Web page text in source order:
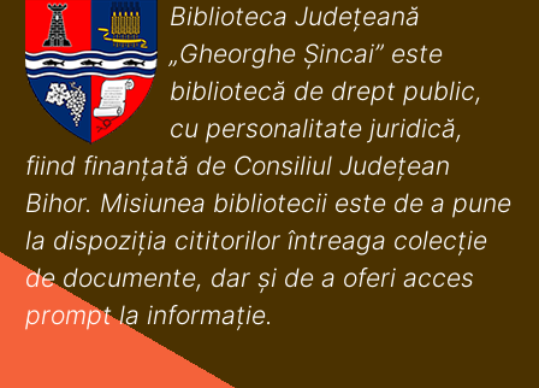
Biblioteca Județeană
„Gheorghe Șincai” este
bibliotecă de drept public,
cu personalitate juridică,
fiind finanţată de Consiliul Judeţean
Bihor. Misiunea bibliotecii este de a pune
la dispoziţia cititorilor întreaga colecţie
de documente, dar şi de a oferi acces
prompt la informaţie.